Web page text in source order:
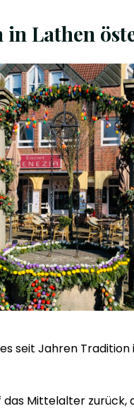
Lathen
seit Jahren
Mittelalter zurück,